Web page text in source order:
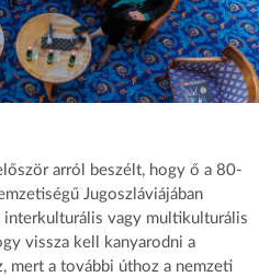
arról beszélt, hogy ő a 80-
Jugoszláviájában
interkulturális vagy multikulturális
vissza kell kanyarodni a
mert a további úthoz a nemzeti